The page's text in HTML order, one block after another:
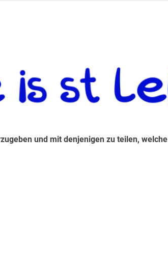
und mit denjenigen zu teilen,